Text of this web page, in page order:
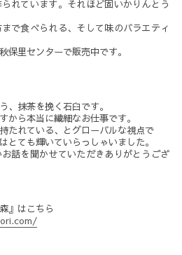
れています。それほど固いかりんとう
で食べられる、そして味のバラエティ
保里センターで販売中です。
、抹茶を挽く石臼です。
から本当に繊細なお仕事です。
たれている、とグローバルな視点で
とても輝いていらっしゃいました。
話を聞かせていただきありがとうござ
』はこちら